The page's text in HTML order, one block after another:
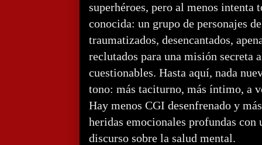
superhéroes, pero al menos intenta
conocida: un grupo de personajes
traumatizados, desencantados,
reclutados para una misión secreta
cuestionables. Hasta aquí, nada
tono: más taciturno, más íntimo, a
Hay menos CGI desenfrenado y
heridas emocionales profundas con
discurso sobre la salud mental.